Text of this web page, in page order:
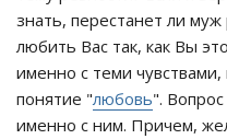
знать, перестанет ли
любить Вас так, как Вы
именно с теми
понятие "любовь".
именно с ним. Причем,